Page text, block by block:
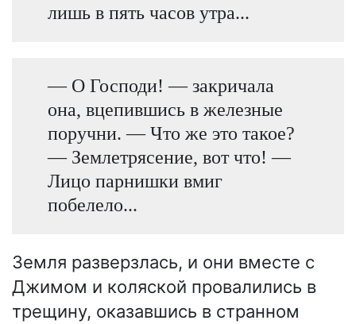
лишь в пять часов утра...
— О Господи! — закричала
она, вцепившись в железные
поручни. — Что же это такое?
— Землетрясение, вот что! —
Лицо парнишки вмиг
побелело...
Земля разверзлась, и они вместе с
Джимом и коляской провалились в
трещину, оказавшись в странном